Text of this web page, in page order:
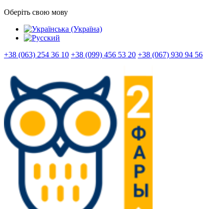
Оберіть свою мову
+38 (063) 254 36 10 +38 (099) 456 53 20 +38 (067) 930 94 56